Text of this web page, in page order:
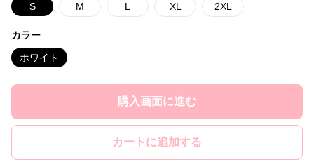
S M L XL 2XL
カラー
ホワイト
購入画面に進む
カートに追加する